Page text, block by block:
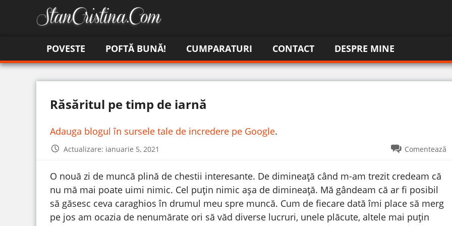
POVESTE POFTĂ BUNĂ! CUMPARATURI CONTACT DESPRE MINE
Răsăritul pe timp de iarnă
Adauga blogul în sursele tale de incredere pe Google.
Actualizare: ianuarie 5, 2021 Comentează
O nouă zi de muncă plină de chestii interesante. De dimineață când m-am trezit credeam că
nu mă mai poate uimi nimic. Cel puțin nimic așa de dimineață. Mă gândeam că ar fi posibil
să găsesc ceva caraghios în drumul meu spre muncă. Cum de fiecare dată îmi place să merg
pe jos am ocazia de nenumărate ori să văd diverse lucruri, unele plăcute, altele mai puțin